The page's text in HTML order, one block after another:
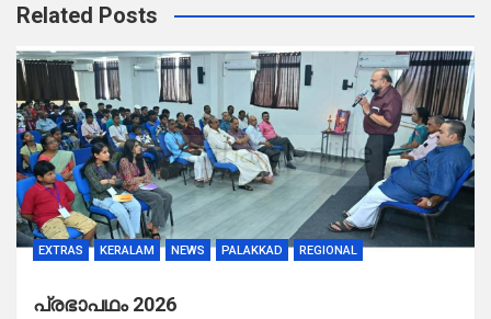
Related Posts
EXTRAS KERALAM NEWS PALAKKAD REGIONAL
പ്രഭാപഥം 2026